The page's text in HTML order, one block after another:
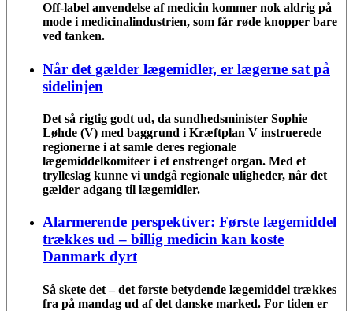
Off-label anvendelse af medicin kommer nok aldrig på
mode i medicinalindustrien, som får røde knopper bare
ved tanken.
Når det gælder lægemidler, er lægerne sat på
sidelinjen
Det så rigtig godt ud, da sundhedsminister Sophie
Løhde (V) med baggrund i Kræftplan V instruerede
regionerne i at samle deres regionale
lægemiddelkomiteer i et enstrenget organ. Med et
trylleslag kunne vi undgå regionale uligheder, når det
gælder adgang til lægemidler.
Alarmerende perspektiver: Første lægemiddel
trækkes ud – billig medicin kan koste
Danmark dyrt
Så skete det – det første betydende lægemiddel trækkes
fra på mandag ud af det danske marked. For tiden er